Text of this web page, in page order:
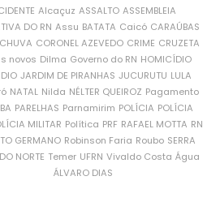
Alcaçuz ASSALTO ASSEMBLEIA
DO RN Assu BATATA Caicó CARAÚBAS
CORONEL AZEVEDO CRIME CRUZETA
novos Dilma Governo do RN HOMICÍDIO
JARDIM DE PIRANHAS JUCURUTU LULA
NATAL Nilda NÉLTER QUEIROZ Pagamento
PARELHAS Parnamirim POLÍCIA POLÍCIA
MILITAR Política PRF RAFAEL MOTTA RN
GERMANO Robinson Faria Roubo SERRA
NORTE Temer UFRN Vivaldo Costa Água
ÁLVARO DIAS